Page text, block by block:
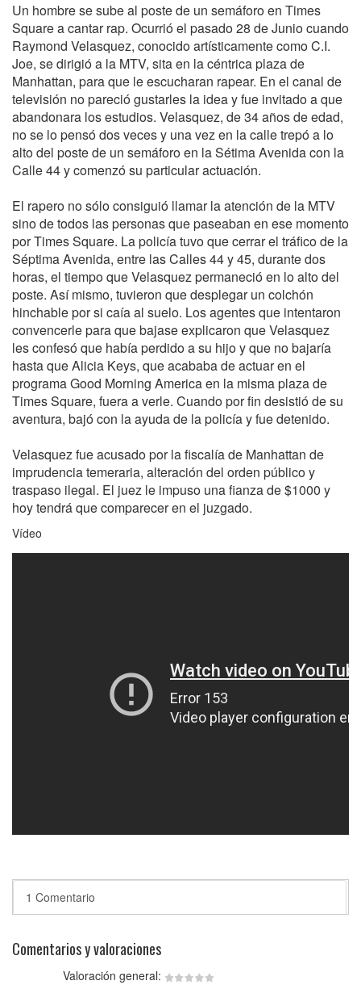
Un hombre se sube al poste de un semáforo en Times
Square a cantar rap. Ocurrió el pasado 28 de Junio cuando
Raymond Velasquez, conocido artísticamente como C.I.
Joe, se dirigió a la MTV, sita en la céntrica plaza de
Manhattan, para que le escucharan rapear. En el canal de
televisión no pareció gustarles la idea y fue invitado a que
abandonara los estudios. Velasquez, de 34 años de edad,
no se lo pensó dos veces y una vez en la calle trepó a lo
alto del poste de un semáforo en la Sétima Avenida con la
Calle 44 y comenzó su particular actuación.
El rapero no sólo consiguió llamar la atención de la MTV
sino de todos las personas que paseaban en ese momento
por Times Square. La policía tuvo que cerrar el tráfico de la
Séptima Avenida, entre las Calles 44 y 45, durante dos
horas, el tiempo que Velasquez permaneció en lo alto del
poste. Así mismo, tuvieron que desplegar un colchón
hinchable por si caía al suelo. Los agentes que intentaron
convencerle para que bajase explicaron que Velasquez
les confesó que había perdido a su hijo y que no bajaría
hasta que Alicia Keys, que acababa de actuar en el
programa Good Morning America en la misma plaza de
Times Square, fuera a verle. Cuando por fin desistió de su
aventura, bajó con la ayuda de la policía y fue detenido.
Velasquez fue acusado por la fiscalía de Manhattan de
imprudencia temeraria, alteración del orden público y
traspaso ilegal. El juez le impuso una fianza de $1000 y
hoy tendrá que comparecer en el juzgado.
Vídeo
1 Comentario
Comentarios y valoraciones
Valoración general: